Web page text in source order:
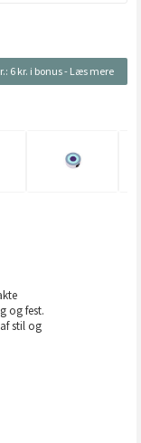
6 kr. i bonus- Læs mere
og fest.
stil og